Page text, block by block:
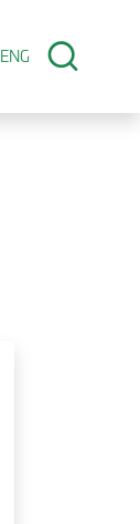
ENG